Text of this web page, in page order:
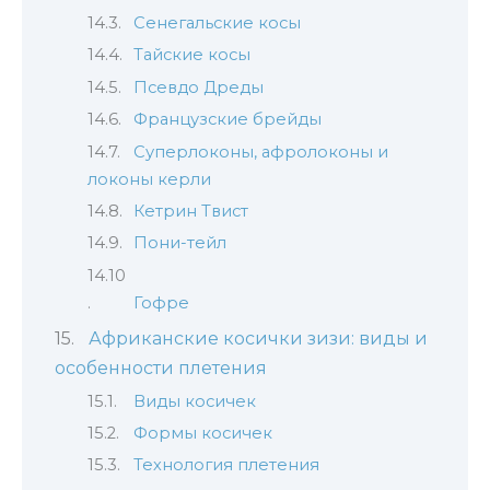
Сенегальские косы
Тайские косы
Псевдо Дреды
Французские брейды
Суперлоконы, афролоконы и
локоны керли
Кетрин Твист
Пони-тейл
Гофре
Африканские косички зизи: виды и
особенности плетения
Виды косичек
Формы косичек
Технология плетения